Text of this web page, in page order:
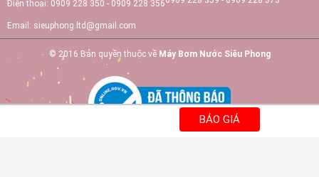
BÁO GIÁ
Điện thoại: 0909 228 350 - 0909 228 356
Email: sieuphong.ltd@gmail.com
© 2016 Bản quyền thuộc về Máy Bơm Nước Siêu Phong